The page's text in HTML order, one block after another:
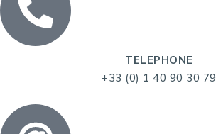
TELEPHONE
+33 (0) 1 40 90 30 79